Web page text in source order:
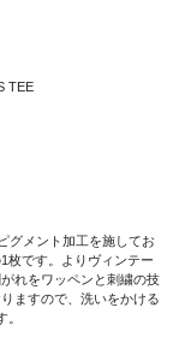
TEE
グメント加工を施してお
枚です。よりヴィンテー
れをワッペンと刺繍の技
ますので、洗いをかける